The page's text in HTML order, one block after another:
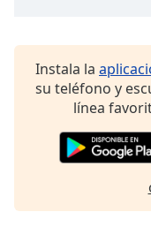
Background
Opacity
Instala la
su teléfono y
línea